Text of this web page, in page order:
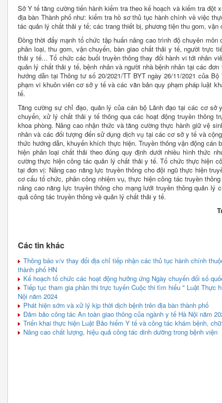
Sở Y tế tăng cường tiến hành kiểm tra theo kế hoạch và kiểm tra đột
địa bàn Thành phố như: kiểm tra hồ sơ thủ tục hành chính về việc
tác quản lý chất thải y tế; các trang thiết bị, phương tiện thu gom,
Đồng thời đẩy mạnh tổ chức tập huấn nâng cao trình độ chuyên
phân loại, thu gom, vận chuyển, bàn giao chất thải y tế, người trực
thải y tế... Tổ chức các buổi truyền thông thay đổi hành vi tới nhân
quản lý chất thải y tế, bệnh nhân và người nhà bệnh nhân tại các
hướng dẫn tại Thông tư số 20/2021/TT BYT ngày 26/11/2021 của
phạm vi khuôn viên cơ sở y tế và các văn bản quy phạm pháp luật
tế.
Tăng cường sự chỉ đạo, quản lý của cán bộ Lãnh đạo tại các cơ sở
chuyển, xử lý chất thải y tế thông qua các hoạt động truyền thông
khoa phòng. Nâng cao nhận thức và tăng cường thực hành giữ vệ
nhân và các đối tượng đến sử dụng dịch vụ tại các cơ sở y tế và
thức hướng dẫn, khuyến khích thực hiện. Truyền thông vận động cán
hiện phân loại chất thải theo đúng quy định dưới nhiều hình thức
cường thực hiện công tác quản lý chất thải y tế. Tổ chức thực hiện
tại đơn vị: Nâng cao năng lực truyền thông cho đội ngũ thực hiện
cơ cấu tổ chức, phân công nhiệm vụ, thực hiện công tác truyền
nâng cao năng lực truyền thông cho mạng lưới truyền thông quản lý
quả công tác truyền thông về quản lý chất thải y tế.
Các tin khác
Thông báo v/v thay đổi địa chỉ tiếp nhận các thủ tục hành chính
thành phố HN
Kế hoạch tổ chức các hoạt động hưởng ứng Ngày chuyển đổi số
Tiếp tục tham gia phần thi trực tuyến Cuộc thi tìm hiểu " Luật Thực
Nội năm 2024
Phát hiện sớm và xử lý kịp thời dịch bệnh trên địa bàn thành phố
Đảm bảo công tác An toàn giao thông của ngành y tế Hà Nội năm
Triển khai thực hiện Luật Bảo hiểm Y tế và công tác khám bệnh,
Nâng cao chất lượng, hiệu quả công tác dinh dưỡng trong bệnh viện